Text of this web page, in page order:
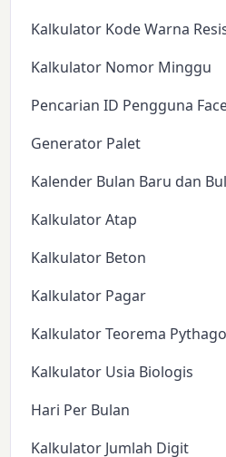
Kalkulator Kode Warna
Kalkulator Nomor Minggu
Pencarian ID Pengguna
Generator Palet
Kalender Bulan Baru dan
Kalkulator Atap
Kalkulator Beton
Kalkulator Pagar
Kalkulator Teorema
Kalkulator Usia Biologis
Hari Per Bulan
Kalkulator Jumlah Digit